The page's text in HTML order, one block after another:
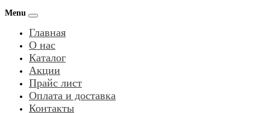
Menu
Главная
О нас
Каталог
Акции
Прайс лист
Оплата и доставка
Контакты